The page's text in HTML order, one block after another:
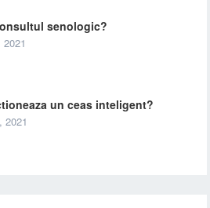
senologic?
un ceas inteligent?
2021